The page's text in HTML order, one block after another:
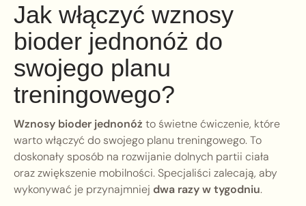
Jak włączyć wznosy
bioder jednonóż do
swojego planu
treningowego?
Wznosy bioder jednonóż to świetne ćwiczenie, które
warto włączyć do swojego planu treningowego. To
doskonały sposób na rozwijanie dolnych partii ciała
oraz zwiększenie mobilności. Specjaliści zalecają, aby
wykonywać je przynajmniej dwa razy w tygodniu.